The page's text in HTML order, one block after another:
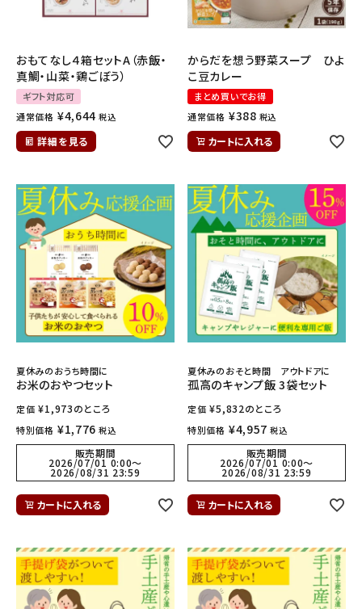
おもてなし４箱セットA（赤飯・
真鯛・山菜・鶏ごぼう）
ギフト対応可
通常価格 ¥4,644 税込
詳細を見る
からだを想う野菜スープ ひよ
こ豆カレー
まとめ買いでお得
通常価格 ¥388 税込
カートに入れる
夏休みのおうち時間に
お米のおやつセット
定価 ¥1,973のところ
特別価格 ¥1,776 税込
販売期間
2026/07/01 0:00〜
2026/08/31 23:59
カートに入れる
夏休みのおそと時間 アウトドアに
孤高のキャンプ飯 3袋セット
定価 ¥5,832のところ
特別価格 ¥4,957 税込
販売期間
2026/07/01 0:00〜
2026/08/31 23:59
カートに入れる